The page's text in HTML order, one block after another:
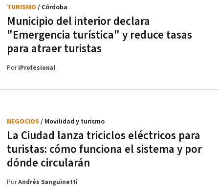
Municipio del interior declara
"Emergencia turística" y reduce tasas
para atraer turistas
TURISMO / Córdoba
PoriProfesional
La Ciudad lanza triciclos eléctricos para
turistas: cómo funciona el sistema y por
dónde circularán
NEGOCIOS / Movilidad y turismo
PorAndrés Sanguinetti